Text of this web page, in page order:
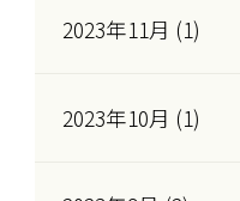
2023年11月 (1)
2023年10月 (1)